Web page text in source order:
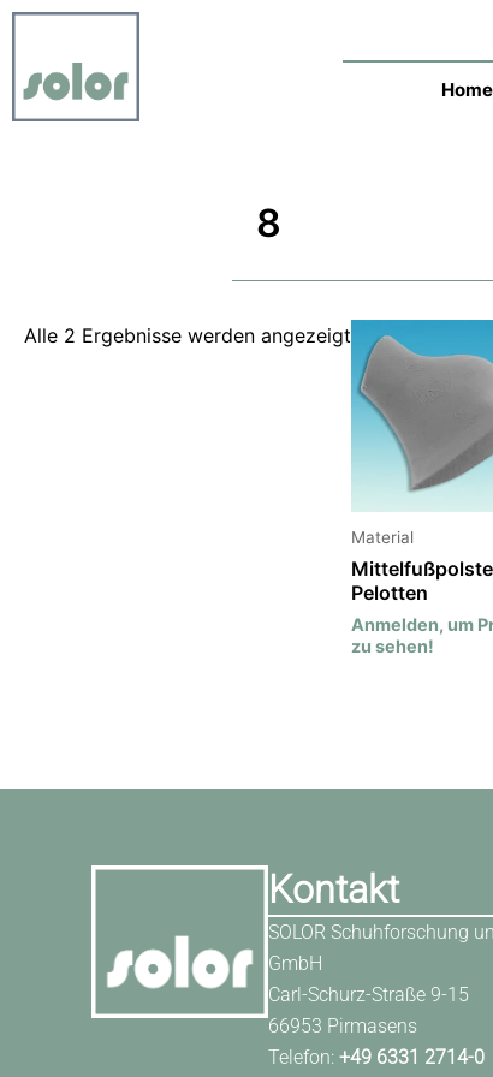
Zum
springen
Home
8
Alle 2 Ergebnisse werden angezeigt
Material
Pelotten
Anmelden, um
zu sehen!
Kontakt
SOLOR Schuhforschung
GmbH
Carl-Schurz-Straße 9-15
66953 Pirmasens
Telefon:+49 6331 2714-0